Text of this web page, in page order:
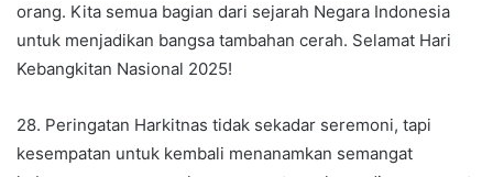
orang. Kita semua bagian dari sejarah Negara Indonesia
untuk menjadikan bangsa tambahan cerah. Selamat Hari
Kebangkitan Nasional 2025!
28. Peringatan Harkitnas tidak sekadar seremoni, tapi
kesempatan untuk kembali menanamkan semangat